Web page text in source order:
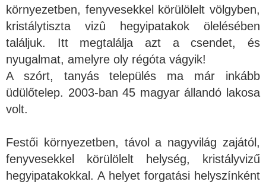
környezetben, fenyvesekkel körülölelt völgyben,
kristálytiszta vizû hegyipatakok ölelésében
találjuk. Itt megtalálja azt a csendet, és
nyugalmat, amelyre oly régóta vágyik!
A szórt, tanyás település ma már inkább
üdülőtelep. 2003-ban 45 magyar állandó lakosa
volt.
Festői környezetben, távol a nagyvilág zajától,
fenyvesekkel körülölelt helység, kristályvizű
hegyipatakokkal. A helyet forgatási helyszínként